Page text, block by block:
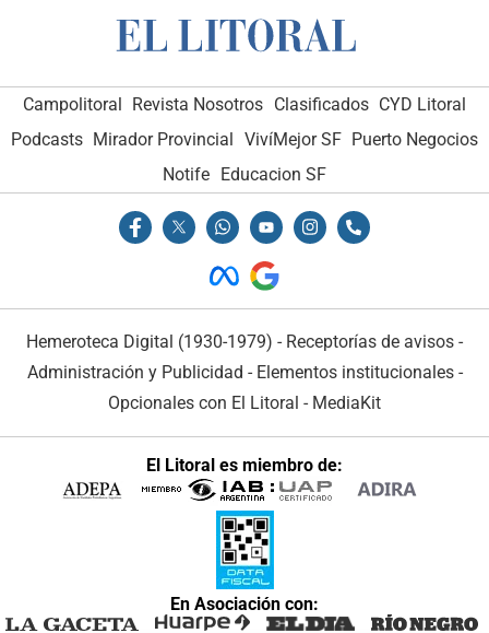
Campolitoral Revista Nosotros Clasificados CYD Litoral
Podcasts Mirador Provincial VivíMejor SF Puerto Negocios
Notife Educacion SF
Hemeroteca Digital (1930-1979) - Receptorías de avisos -
Administración y Publicidad - Elementos institucionales-
Opcionales con El Litoral - MediaKit
El Litoral es miembro de:
En Asociación con: